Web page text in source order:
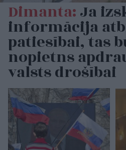
Dimanta:Ja
informācija
patiesībai, tas
nopietns
valsts drošībai